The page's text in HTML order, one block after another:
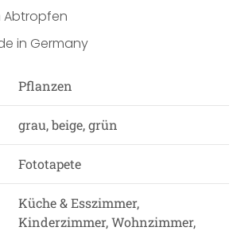
Abtropfen
in Germany
Pflanzen
grau, beige, grün
Fototapete
Küche & Esszimmer,
Kinderzimmer, Wohnzimmer,